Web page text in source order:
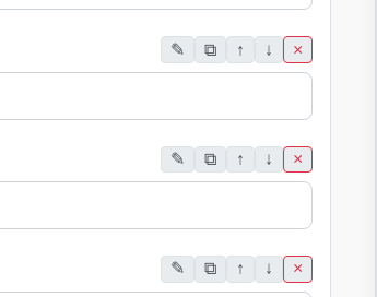
✎ ⧉ ↑ ↓ ×
✎ ⧉ ↑ ↓ ×
✎ ⧉ ↑ ↓ ×